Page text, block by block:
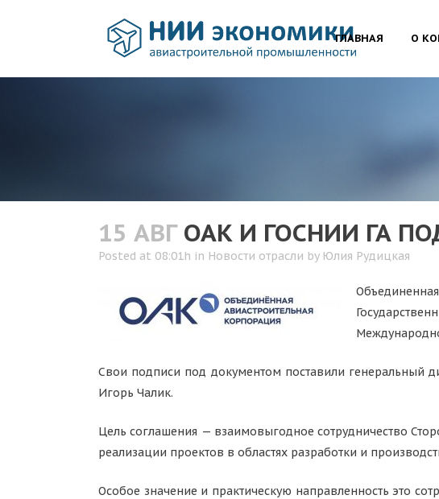
ГЛАВНАЯ О
15 АВГОАК И ГОСНИИ ГА
Posted at 08:01h in Новости отрасли by Юлия Рудицкая
Свои подписи под документом поставили генеральный
Игорь Чалик.
Цель соглашения — взаимовыгодное сотрудничество
реализации проектов в областях разработки и
Особое значение и практическую направленность это